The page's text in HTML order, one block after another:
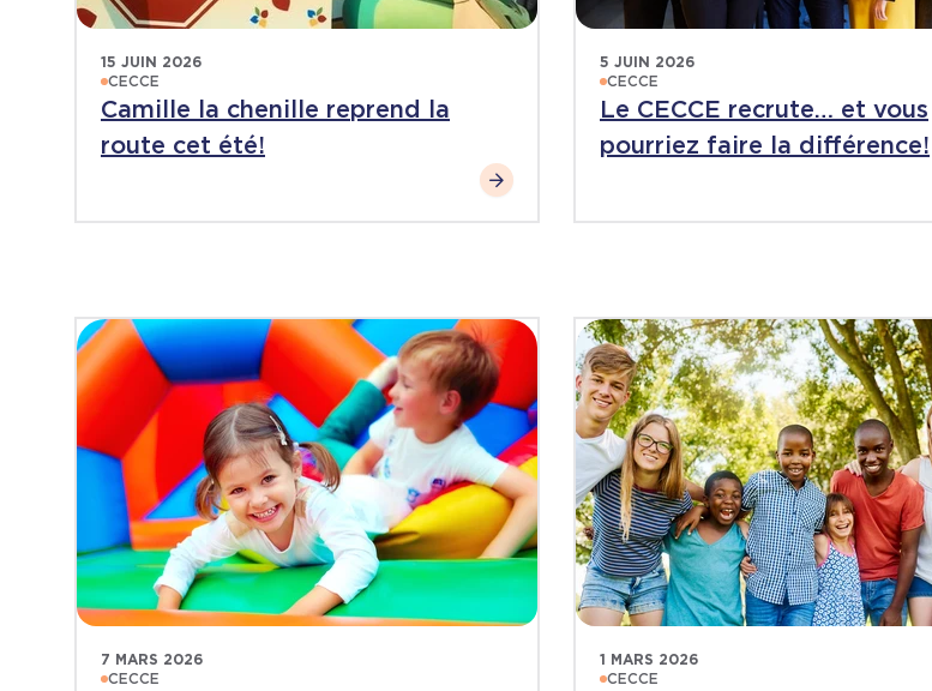
15 JUIN 2026
CECCE
Camille la chenille reprend la
route cet été!
5 JUIN 2026
CECCE
Le CECCE recrute… et vous
pourriez faire la différence!
7 MARS 2026
CECCE
1 MARS 2026
CECCE